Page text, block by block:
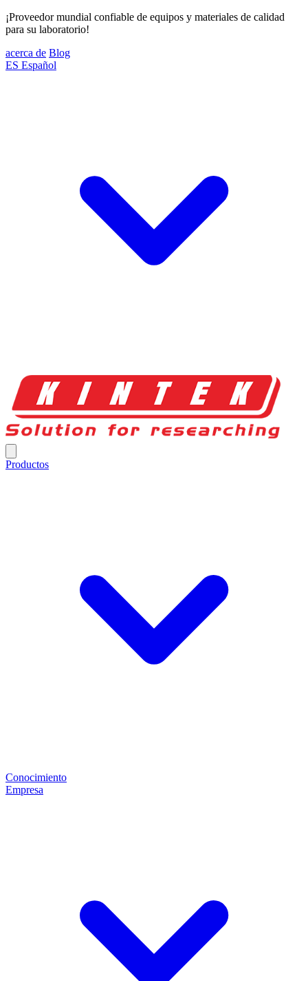
¡Proveedor mundial confiable de equipos y materiales de calidad
para su laboratorio!
acerca de Blog
ES Español
Productos
Conocimiento
Empresa